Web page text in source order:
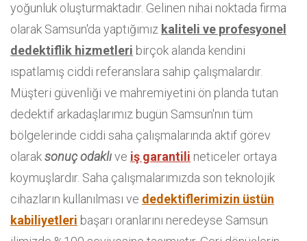
yoğunluk oluşturmaktadır. Gelinen nihai noktada firma
olarak Samsun'da yaptığımız kaliteli ve profesyonel
dedektiflik hizmetleri birçok alanda kendini
ıspatlamış ciddi referanslara sahip çalışmalardır.
Müşteri güvenliği ve mahremiyetini ön planda tutan
dedektif arkadaşlarımız bugün Samsun'nın tüm
bölgelerinde ciddi saha çalışmalarında aktif görev
olaraksonuç odaklıve iş garantili neticeler ortaya
koymuşlardır. Saha çalışmalarımızda son teknolojik
cihazların kullanılması ve dedektiflerimizin üstün
kabiliyetleri başarı oranlarını neredeyse Samsun